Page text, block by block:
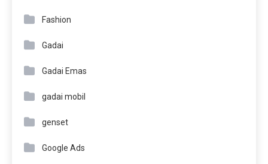
Fashion
Gadai
Gadai Emas
gadai mobil
genset
Google Ads